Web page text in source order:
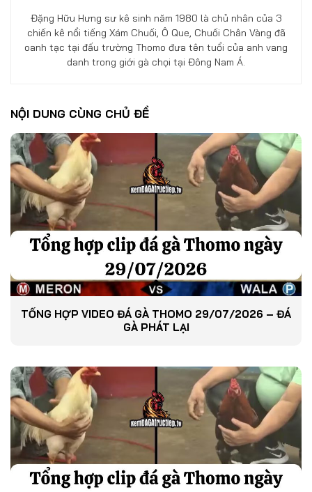
Đặng Hữu Hưng sư kê sinh năm 1980 là chủ nhân của 3
chiến kê nổi tiếng Xám Chuối, Ô Que, Chuối Chân Vàng đã
oanh tạc tại đấu trường Thomo đưa tên tuổi của anh vang
danh trong giới gà chọi tại Đông Nam Á.
NỘI DUNG CÙNG CHỦ ĐỀ
TỔNG HỢP VIDEO ĐÁ GÀ THOMO 29/07/2026 – ĐÁ
GÀ PHÁT LẠI